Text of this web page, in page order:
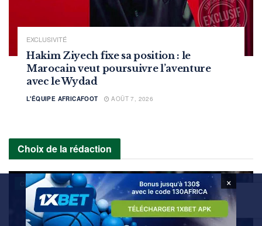
EXCLUSIVITÉ
Hakim Ziyech fixe sa position : le
Marocain veut poursuivre l’aventure
avec le Wydad
L'ÉQUIPE AFRICAFOOT AOÛT 7, 2026
Choix de la rédaction
CLASSEMENT ×